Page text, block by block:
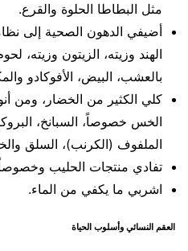
مثل البطاطا الحلوة والقرع.
أضيفي الدهون الصحية إلى
الهند وزيته، الزيتون وزيته،
بالعشب، البيض، الأفوكادو
كلي الكثير من الخضار، ومن
الخس خصوصاً، السبانخ،
الملفوف (الكرنب)، السلق
تفادي منتجات الحليب
اشربي ما يكفي من الماء.
العقم النسائي وأسلوب الحياة